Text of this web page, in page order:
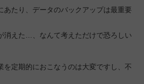
あたり、データのバックアップは最重要
消えた…、なんて考えただけで恐ろしい
を定期的におこなうのは大変ですし、不